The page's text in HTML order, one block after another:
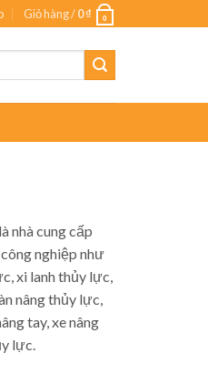
Giỏ hàng /0₫ 0
nhà cung cấp
nghiệp như
xi lanh thủy lực,
nâng thủy lực,
tay, xe nâng
lực.